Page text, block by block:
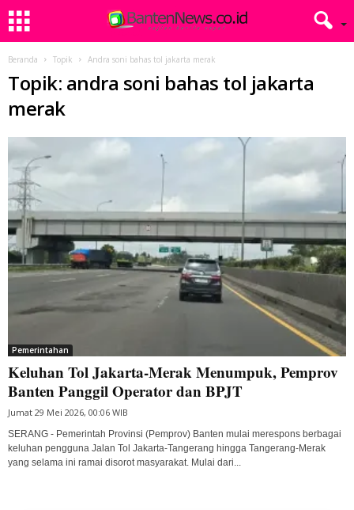
Beranda Topik Andra soni bahas tol jakarta merak
Topik: andra soni bahas tol jakarta
merak
Pemerintahan
Keluhan Tol Jakarta-Merak Menumpuk, Pemprov
Banten Panggil Operator dan BPJT
Jumat 29 Mei 2026, 00:06 WIB
SERANG - Pemerintah Provinsi (Pemprov) Banten mulai merespons berbagai
keluhan pengguna Jalan Tol Jakarta-Tangerang hingga Tangerang-Merak
yang selama ini ramai disorot masyarakat. Mulai dari...